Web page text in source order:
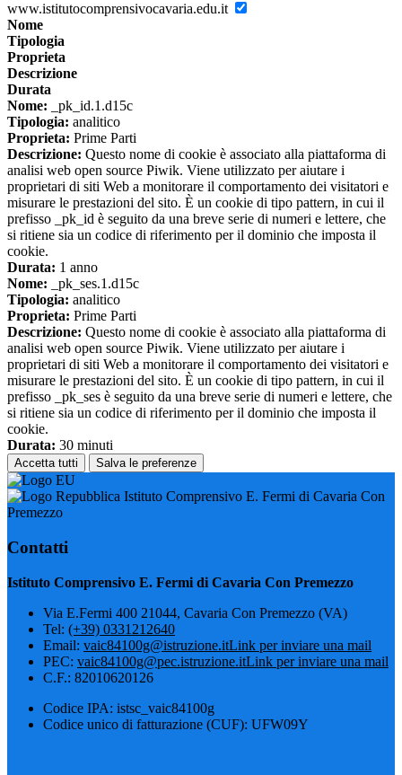
www.istitutocomprensivocavaria.edu.it
Nome
Tipologia
Proprieta
Descrizione
Durata
Nome: _pk_id.1.d15c
Tipologia: analitico
Proprieta: Prime Parti
Descrizione: Questo nome di cookie è associato alla piattaforma di
analisi web open source Piwik. Viene utilizzato per aiutare i
proprietari di siti Web a monitorare il comportamento dei visitatori e
misurare le prestazioni del sito. È un cookie di tipo pattern, in cui il
prefisso _pk_id è seguito da una breve serie di numeri e lettere, che
si ritiene sia un codice di riferimento per il dominio che imposta il
cookie.
Durata: 1 anno
Nome: _pk_ses.1.d15c
Tipologia: analitico
Proprieta: Prime Parti
Descrizione: Questo nome di cookie è associato alla piattaforma di
analisi web open source Piwik. Viene utilizzato per aiutare i
proprietari di siti Web a monitorare il comportamento dei visitatori e
misurare le prestazioni del sito. È un cookie di tipo pattern, in cui il
prefisso _pk_ses è seguito da una breve serie di numeri e lettere, che
si ritiene sia un codice di riferimento per il dominio che imposta il
cookie.
Durata: 30 minuti
Accetta tutti Salva le preferenze
Istituto Comprensivo E. Fermi di Cavaria Con
Premezzo
Contatti
Istituto Comprensivo E. Fermi di Cavaria Con Premezzo
Via E.Fermi 400 21044, Cavaria Con Premezzo (VA)
Tel: (+39) 0331212640
Email: vaic84100g@istruzione.itLink per inviare una mail
PEC: vaic84100g@pec.istruzione.itLink per inviare una mail
C.F.: 82010620126
Codice IPA: istsc_vaic84100g
Codice unico di fatturazione (CUF): UFW09Y